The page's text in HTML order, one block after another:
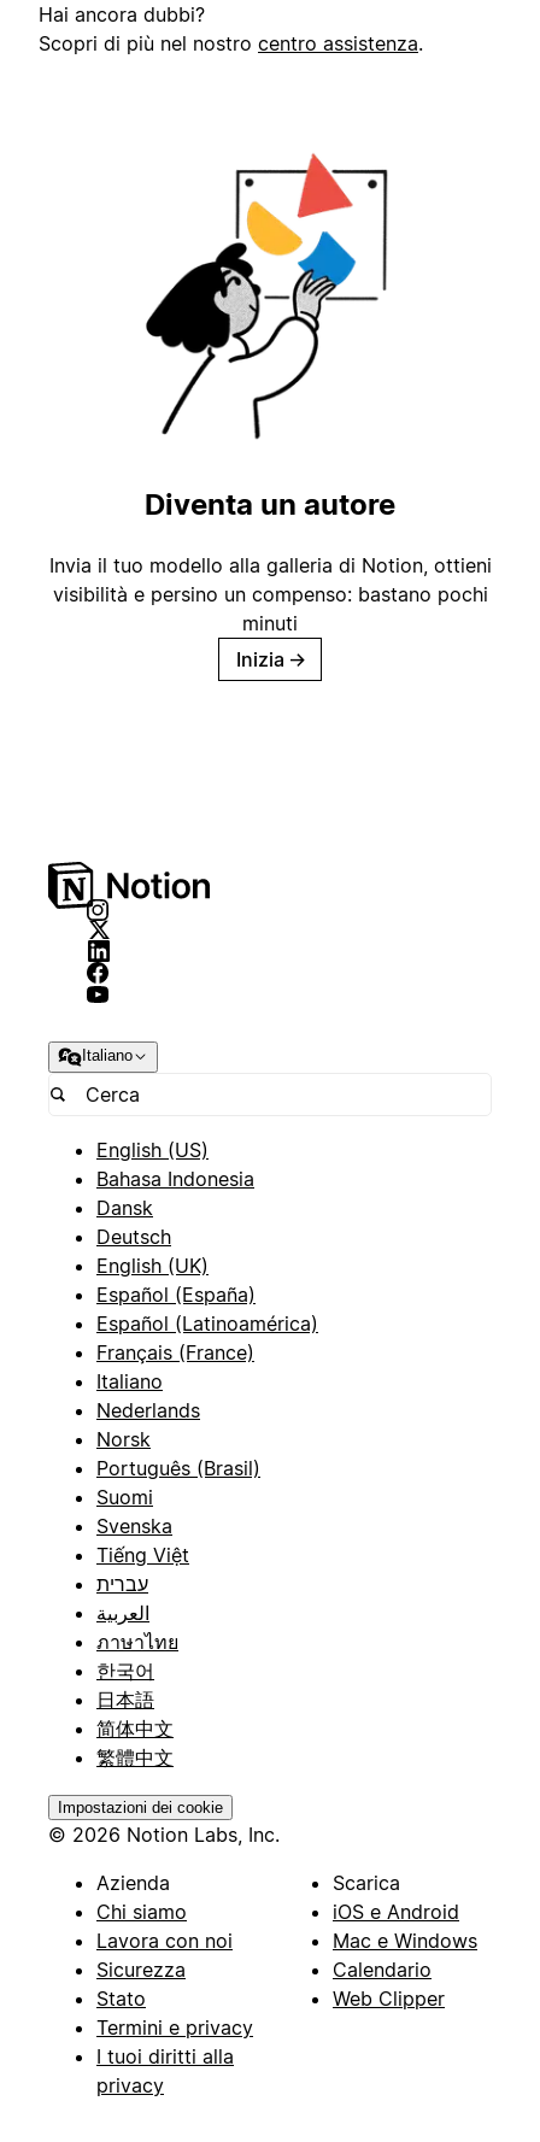
Hai ancora dubbi?
Scopri di più nel nostro centro assistenza.
Diventa un autore
Invia il tuo modello alla galleria di Notion, ottieni
visibilità e persino un compenso: bastano pochi
minuti
Inizia →
Italiano
English (US)
Bahasa Indonesia
Dansk
Deutsch
English (UK)
Español (España)
Español (Latinoamérica)
Français (France)
Italiano
Nederlands
Norsk
Português (Brasil)
Suomi
Svenska
Tiếng Việt
עברית
العربية
ภาษาไทย
한국어
日本語
简体中文
繁體中文
Impostazioni dei cookie
© 2026 Notion Labs, Inc.
Azienda
Chi siamo
Lavora con noi
Sicurezza
Stato
Termini e privacy
I tuoi diritti alla
privacy
Scarica
iOS e Android
Mac e Windows
Calendario
Web Clipper